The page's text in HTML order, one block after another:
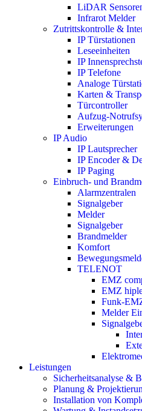
LiDAR
Infrarot Melder
Zutrittskontrolle &
IP Türstationen
Leseeinheiten
IP
IP Telefone
Analoge
Karten &
Türcontroller
Aufzug-
Erweiterungen
IP Audio
IP Lautsprecher
IP Encoder &
IP Paging
Einbruch- und
Alarmzentralen
Signalgeber
Melder
Signalgeber
Brandmelder
Komfort
TELENOT
EMZ
EMZ
Funk-
Melder
Leistungen
Sicherheitsanalyse &
Planung &
Installation von